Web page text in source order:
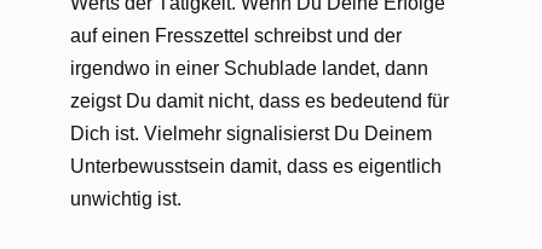
auf einen Fresszettel schreibst und der
irgendwo in einer Schublade landet, dann
zeigst Du damit nicht, dass es bedeutend für
Dich ist. Vielmehr signalisierst Du Deinem
Unterbewusstsein damit, dass es eigentlich
unwichtig ist.